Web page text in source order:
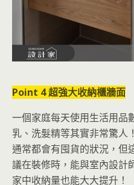
Point 4 超強大收納櫃牆面
一個家庭每天使用生活用品
乳、洗髮精等其實非常驚人
通常都會有囤貨的狀況，但
議在裝修時，能與室內設計
家中收納量也能大大提升！